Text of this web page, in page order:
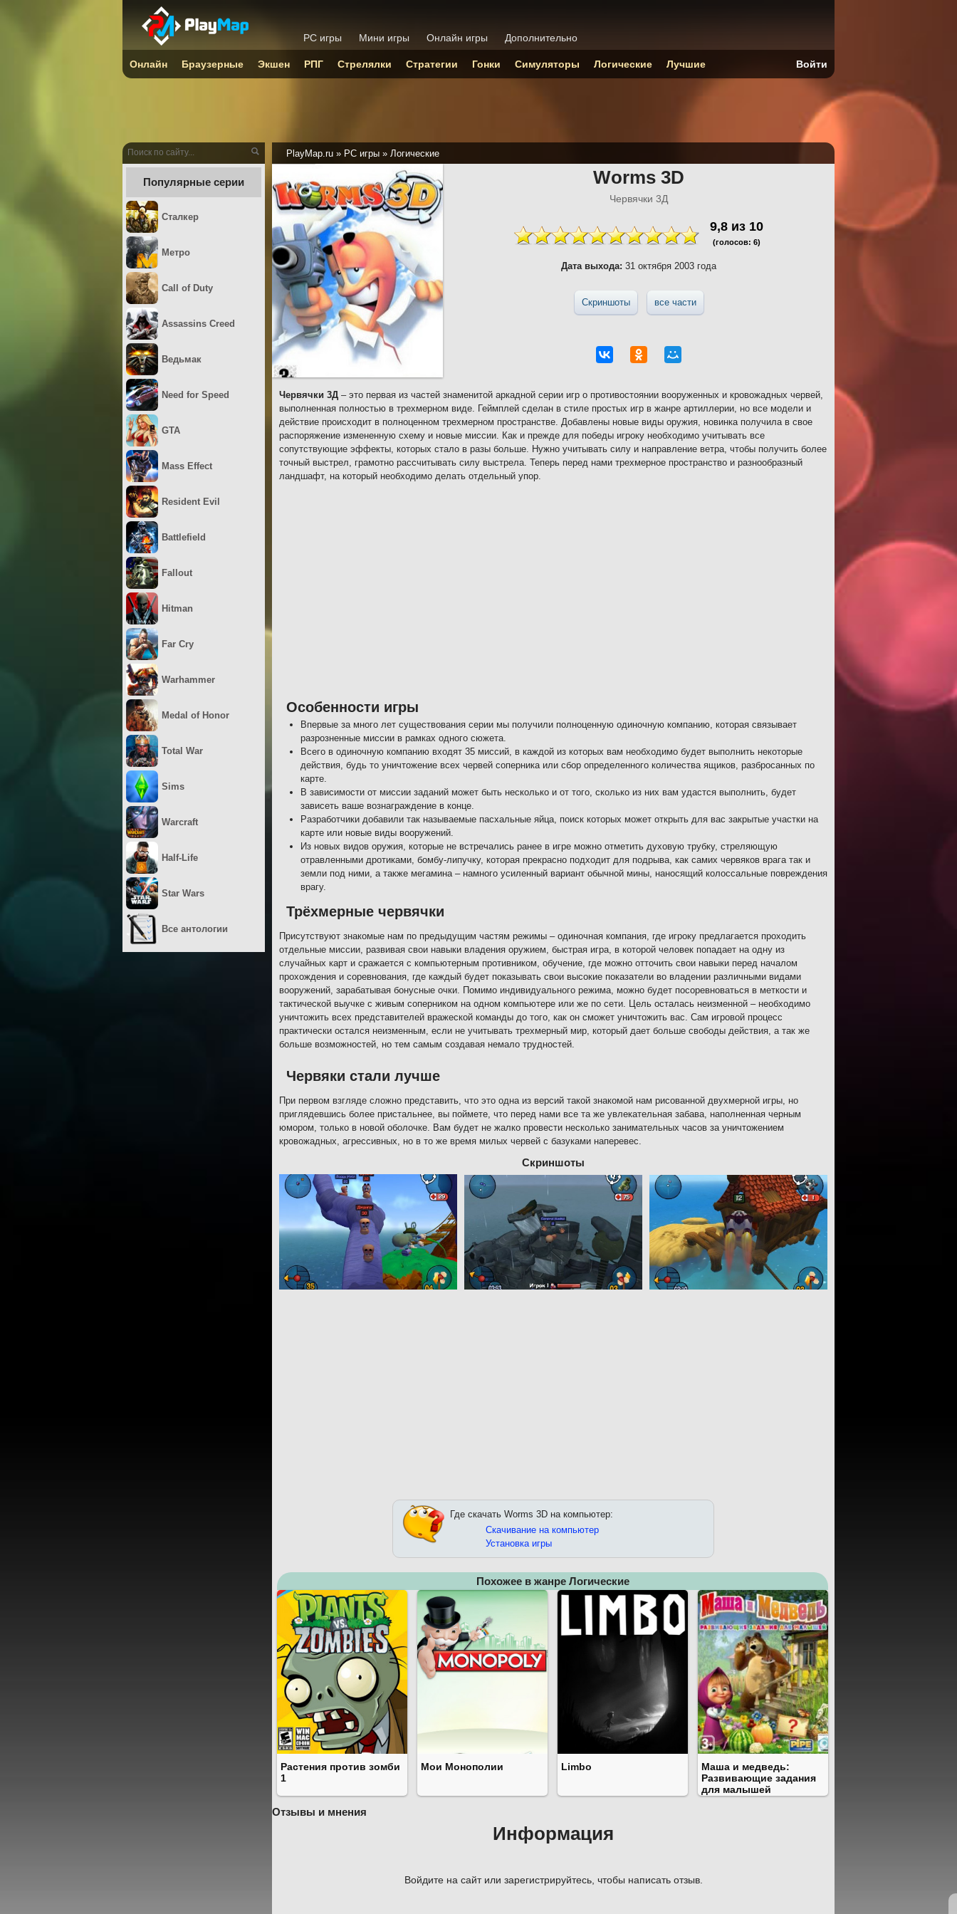
PlayMap.ru » PC игры » Логические
Worms 3D
Червячки 3Д
9,8 из 10
(голосов: 6)
Дата выхода: 31 октября 2003 года
Скриншоты все части
Червячки 3Д – это первая из частей знаменитой аркадной серии игр о противостоянии вооруженных и кровожадных червей,
выполненная полностью в трехмерном виде. Геймплей сделан в стиле простых игр в жанре артиллерии, но все модели и
действие происходит в полноценном трехмерном пространстве. Добавлены новые виды оружия, новинка получила в свое
распоряжение измененную схему и новые миссии. Как и прежде для победы игроку необходимо учитывать все
сопутствующие эффекты, которых стало в разы больше. Нужно учитывать силу и направление ветра, чтобы получить более
точный выстрел, грамотно рассчитывать силу выстрела. Теперь перед нами трехмерное пространство и разнообразный
ландшафт, на который необходимо делать отдельный упор.
Особенности игры
Впервые за много лет существования серии мы получили полноценную одиночную компанию, которая связывает
разрозненные миссии в рамках одного сюжета.
Всего в одиночную компанию входят 35 миссий, в каждой из которых вам необходимо будет выполнить некоторые
действия, будь то уничтожение всех червей соперника или сбор определенного количества ящиков, разбросанных по
карте.
В зависимости от миссии заданий может быть несколько и от того, сколько из них вам удастся выполнить, будет
зависеть ваше вознаграждение в конце.
Разработчики добавили так называемые пасхальные яйца, поиск которых может открыть для вас закрытые участки на
карте или новые виды вооружений.
Из новых видов оружия, которые не встречались ранее в игре можно отметить духовую трубку, стреляющую
отравленными дротиками, бомбу-липучку, которая прекрасно подходит для подрыва, как самих червяков врага так и
земли под ними, а также мегамина – намного усиленный вариант обычной мины, наносящий колоссальные повреждения
врагу.
Трёхмерные червячки
Присутствуют знакомые нам по предыдущим частям режимы – одиночная компания, где игроку предлагается проходить
отдельные миссии, развивая свои навыки владения оружием, быстрая игра, в которой человек попадает на одну из
случайных карт и сражается с компьютерным противником, обучение, где можно отточить свои навыки перед началом
прохождения и соревнования, где каждый будет показывать свои высокие показатели во владении различными видами
вооружений, зарабатывая бонусные очки. Помимо индивидуального режима, можно будет посоревноваться в меткости и
тактической выучке с живым соперником на одном компьютере или же по сети. Цель осталась неизменной – необходимо
уничтожить всех представителей вражеской команды до того, как он сможет уничтожить вас. Сам игровой процесс
практически остался неизменным, если не учитывать трехмерный мир, который дает больше свободы действия, а так же
больше возможностей, но тем самым создавая немало трудностей.
Червяки стали лучше
При первом взгляде сложно представить, что это одна из версий такой знакомой нам рисованной двухмерной игры, но
приглядевшись более пристальнее, вы поймете, что перед нами все та же увлекательная забава, наполненная черным
юмором, только в новой оболочке. Вам будет не жалко провести несколько занимательных часов за уничтожением
кровожадных, агрессивных, но в то же время милых червей с базуками наперевес.
Скриншоты
Где скачать Worms 3D на компьютер:
Скачивание на компьютер
Установка игры
Похожее в жанре Логические
Растения против зомби
1
Мои Монополии Limbo
Маша и медведь:
Развивающие задания
для малышей
Отзывы и мнения
Информация
Войдите на сайт или зарегистрируйтесь, чтобы написать отзыв.
Популярные серии
Сталкер
Метро
Call of Duty
Assassins Creed
Ведьмак
Need for Speed
GTA
Mass Effect
Resident Evil
Battlefield
Fallout
Hitman
Far Cry
Warhammer
Medal of Honor
Total War
Sims
Warcraft
Half-Life
Star Wars
Все антологии
PC игры Мини игры Онлайн игры Дополнительно
Онлайн Браузерные Экшен РПГ Стрелялки Стратегии Гонки Симуляторы Логические Лучшие Войти